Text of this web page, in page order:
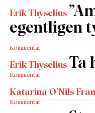
Erik Thyselius
egentligen
Kommentar
Erik Thyselius Ta
Kommentar
Katarina O’Nils
Kommentar